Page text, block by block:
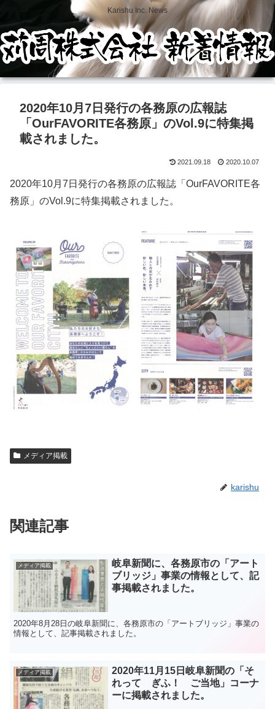
Karishu Inc. News
2020年10月7日発行の各務原の広報誌
「OurFAVORITE各務原」のVol.9に特集掲
載されました。
2021.09.18 2020.10.07
2020年10月7日発行の各務原の広報誌「OurFAVORITE各
務原」のVol.9に特集掲載されました。
メディア掲載
karishu
関連記事
メディア掲載
岐阜新聞に、各務原市の「アート
ブリッジ」事業の情報として、記
事掲載されました。
2020年8月28日の岐阜新聞に、各務原市の「アートブリッジ」事業の
情報として、記事掲載されました。
メディア掲載
2020年11月15日岐阜新聞の「そ
れって ぎふ！ ご当地」コーナ
ーに掲載されました。